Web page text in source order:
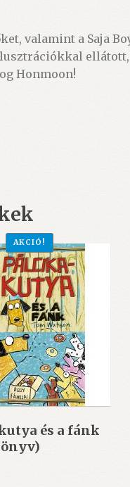
valamint a Saja
Honmoon!
és a fánk
AKCIÓ!